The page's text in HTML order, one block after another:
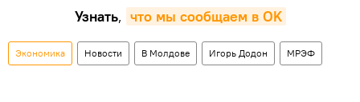
Узнать, что мы сообщаем в OK
Экономика Новости В Молдове Игорь Додон МРЭФ